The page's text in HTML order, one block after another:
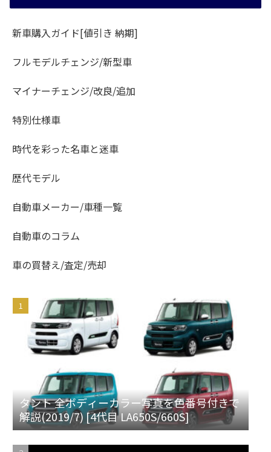
新車購入ガイド[値引き 納期]
フルモデルチェンジ/新型車
マイナーチェンジ/改良/追加
特別仕様車
時代を彩った名車と迷車
歴代モデル
自動車メーカー/車種一覧
自動車のコラム
車の買替え/査定/売却
タント 全ボディーカラー写真を色番号付きで
解説(2019/7) [4代目 LA650S/660S]